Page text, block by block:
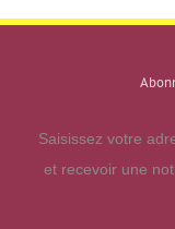
Saisissez votre
et recevoir une